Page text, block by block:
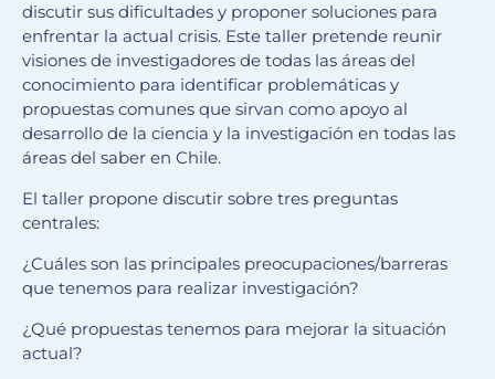
discutir sus dificultades y proponer soluciones para
enfrentar la actual crisis. Este taller pretende reunir
visiones de investigadores de todas las áreas del
conocimiento para identificar problemáticas y
propuestas comunes que sirvan como apoyo al
desarrollo de la ciencia y la investigación en todas las
áreas del saber en Chile.
El taller propone discutir sobre tres preguntas
centrales:
¿Cuáles son las principales preocupaciones/barreras
que tenemos para realizar investigación?
¿Qué propuestas tenemos para mejorar la situación
actual?